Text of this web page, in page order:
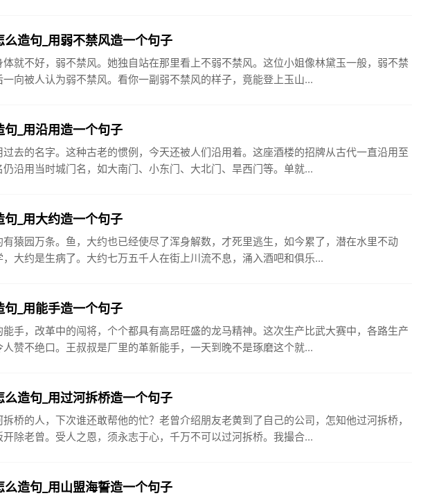
么造句_用弱不禁风造一个句子
就不好，弱不禁风。她独自站在那里看上不弱不禁风。这位小姐像林黛玉一般，弱不禁
向被人认为弱不禁风。看你一副弱不禁风的样子，竟能登上玉山...
句_用沿用造一个句子
去的名字。这种古老的惯例，今天还被人们沿用着。这座酒楼的招牌从古代一直沿用至
沿用当时城门名，如大南门、小东门、大北门、旱西门等。单就...
句_用大约造一个句子
猿园万条。鱼，大约也已经使尽了浑身解数，才死里逃生，如今累了，潜在水里不动
大约是生病了。大约七万五千人在街上川流不息，涌入酒吧和俱乐...
句_用能手造一个句子
手，改革中的闯将，个个都具有高昂旺盛的龙马精神。这次生产比武大赛中，各路生产
赞不绝口。王叔叔是厂里的革新能手，一天到晚不是琢磨这个就...
么造句_用过河拆桥造一个句子
桥的人，下次谁还敢帮他的忙？老曾介绍朋友老黄到了自己的公司，怎知他过河拆桥，
除老曾。受人之恩，须永志于心，千万不可以过河拆桥。我撮合...
么造句_用山盟海誓造一个句子